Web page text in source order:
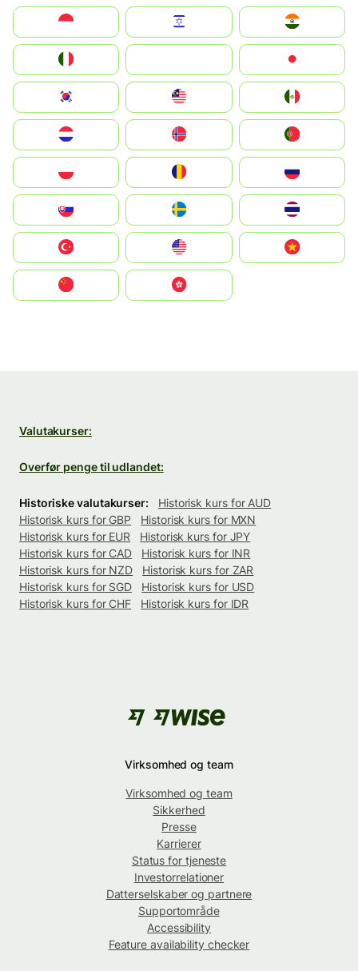
South Korea
United States
中國香港特別行政區
Valutakurser:
Overfør penge til udlandet:
Historiske valutakurser:
Historisk kurs for AUD
Historisk kurs for GBP
Historisk kurs for MXN
Historisk kurs for EUR
Historisk kurs for JPY
Historisk kurs for CAD
Historisk kurs for INR
Historisk kurs for NZD
Historisk kurs for ZAR
Historisk kurs for SGD
Historisk kurs for USD
Historisk kurs for CHF
Historisk kurs for IDR
Virksomhed og team
Virksomhed og team
Sikkerhed
Presse
Karrierer
Status for tjeneste
Investorrelationer
Datterselskaber og partnere
Supportområde
Accessibility
Feature availability checker